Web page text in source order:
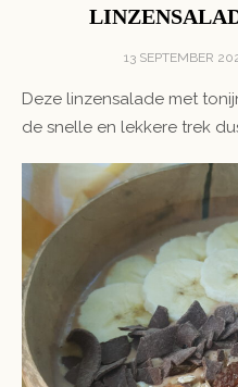
POSTED
13 SEPTEMBER
Deze linzensalade met
de snelle en lekkere trek